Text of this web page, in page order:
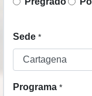
Sede *
Programa *